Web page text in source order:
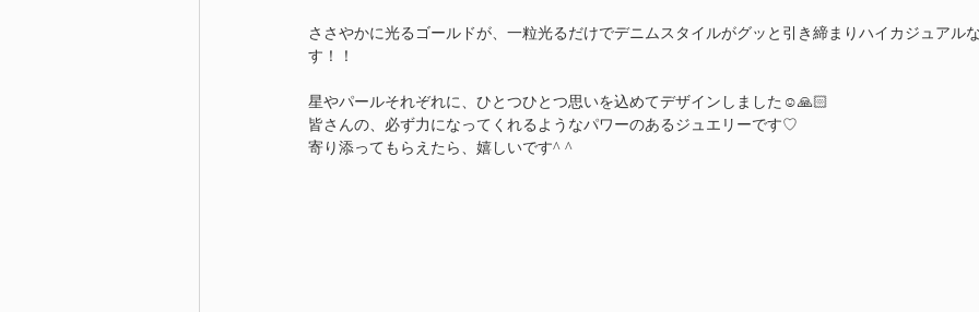
ささやかに光るゴールドが、一粒光るだけでデニムスタイルがグッと引き締まりハイカジュアル
す！！
星やパールそれぞれに、ひとつひとつ思いを込めてデザインしました☺️🙏🏻
皆さんの、必ず力になってくれるようなパワーのあるジュエリーです♡
寄り添ってもらえたら、嬉しいです^ ^